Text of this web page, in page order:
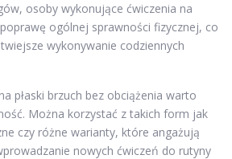
osoby wykonujące ćwiczenia na
ogólnej sprawności fizycznej, co
wykonywanie codziennych
płaski brzuch bez obciążenia warto
Można korzystać z takich form jak
czy różne warianty, które angażują
nowych ćwiczeń do rutyny